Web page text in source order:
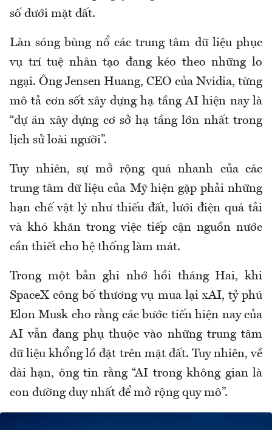
số dưới mặt đất.
Làn sóng bùng nổ các trung tâm dữ liệu phục
vụ trí tuệ nhân tạo đang kéo theo những lo
ngại. Ông Jensen Huang, CEO của Nvidia, từng
mô tả cơn sốt xây dựng hạ tầng AI hiện nay là
“dự án xây dựng cơ sở hạ tầng lớn nhất trong
lịch sử loài người”.
Tuy nhiên, sự mở rộng quá nhanh của các
trung tâm dữ liệu của Mỹ hiện gặp phải những
hạn chế vật lý như thiếu đất, lưới điện quá tải
và khó khăn trong việc tiếp cận nguồn nước
cần thiết cho hệ thống làm mát.
Trong một bản ghi nhớ hồi tháng Hai, khi
SpaceX công bố thương vụ mua lại xAI, tỷ phú
Elon Musk cho rằng các bước tiến hiện nay của
AI vẫn đang phụ thuộc vào những trung tâm
dữ liệu khổng lồ đặt trên mặt đất. Tuy nhiên, về
dài hạn, ông tin rằng “AI trong không gian là
con đường duy nhất để mở rộng quy mô”.